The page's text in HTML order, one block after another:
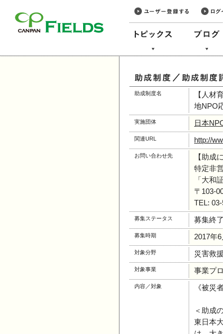
助成制度名
【人材
地NPO
実施団体 日本
関連URL http://
お問い合わせ先
【助成
特定非
「大和
〒103-
TEL:
募集ステータス 募集終
募集時期 2017年
対象分野 災害救
対象事業 事業プ
内容／対象 《被災
＜助成
東日本